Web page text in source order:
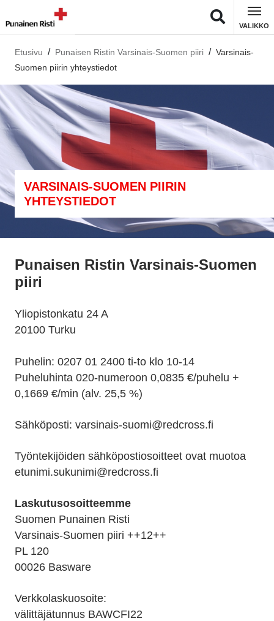
VALIKKO
Etusivu Punaisen Ristin Varsinais-Suomen piiri
Varsinais-
Suomen piirin yhteystiedot
VARSINAIS-SUOMEN PIIRIN
YHTEYSTIEDOT
Punaisen Ristin Varsinais-Suomen
piiri
Yliopistonkatu 24 A
20100 Turku
Puhelin: 0207 01 2400 ti-to klo 10-14
Puheluhinta 020-numeroon 0,0835 €/puhelu +
0,1669 €/min (alv. 25,5 %)
Sähköposti: varsinais-suomi@redcross.fi
Työntekijöiden sähköpostiosoitteet ovat muotoa
etunimi.sukunimi@redcross.fi
Laskutusosoitteemme
Suomen Punainen Risti
Varsinais-Suomen piiri ++12++
PL 120
00026 Basware
Verkkolaskuosoite:
välittäjätunnus BAWCFI22